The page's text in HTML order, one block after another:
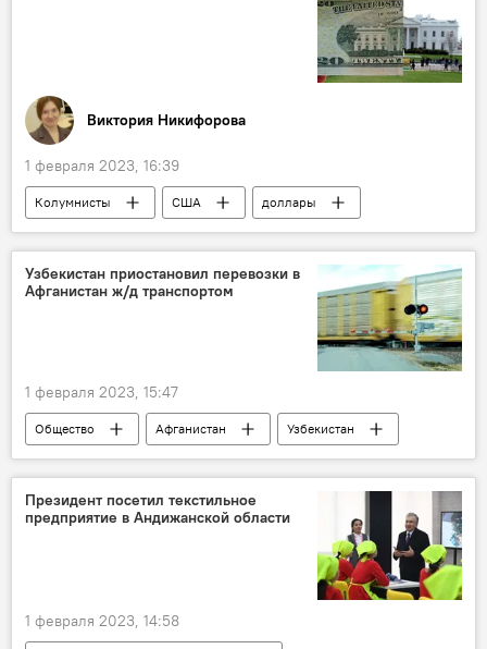
Виктория Никифорова
1 февраля 2023, 16:39
Колумнисты США доллары
Узбекистан приостановил перевозки в
Афганистан ж/д транспортом
1 февраля 2023, 15:47
Общество Афганистан
Узбекистан
Узбекистон темир йуллари
Железная дорога
Президент посетил текстильное
предприятие в Андижанской области
1 февраля 2023, 14:58